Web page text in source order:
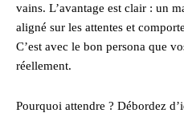
vains. L’avantage est clair : un
aligné sur les attentes et
C’est avec le bon persona que
réellement.
Pourquoi attendre ? Débordez